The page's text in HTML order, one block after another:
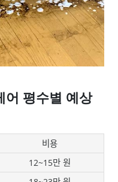
어 평수별 예상
비용
12~15만 원